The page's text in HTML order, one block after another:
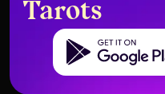
Tarots
Get it on Google Play